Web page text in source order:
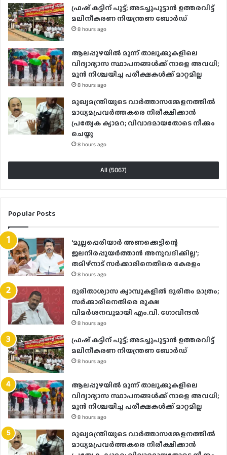
ഫ്രഷ് കട്ടിന് പൂട്ട്; അടച്ചുപൂട്ടാന്‍ ഉത്തരവിട്ട്
മലിനീകരണ നിയന്ത്രണ ബോര്‍ഡ്
8 hours ago
ആലപ്പുഴയിൽ മൂന്ന് താലൂക്കുകളിലെ
വിദ്യാഭ്യാസ സ്ഥാപനങ്ങൾക്ക് നാളെ അവധി;
മുൻ നിശ്ചയിച്ച പരീക്ഷകൾക്ക് മാറ്റമില്ല
8 hours ago
മുഖ്യമന്ത്രിയുടെ വാർത്താസമ്മേളനത്തിൽ
മാധ്യമപ്രവർത്തകരെ നിരീക്ഷിക്കാൻ
പ്രത്യേക ക്യാമറ; വിവാദമായതോടെ നീക്കം
ചെയ്തു
8 hours ago
All (5067)
Popular Posts
‘മുല്ലപ്പെരിയാർ അണക്കെട്ടിന്റെ
ജലനിരപ്പുയർത്താൻ അനുവദിക്കില്ല’;
തമിഴ്‌നാട് സർക്കാരിനെതിരെ കേരളം
8 hours ago
ദുരിതാശ്വാസ ക്യാമ്പുകളിൽ ദുരിതം മാത്രം;
സർക്കാരിനെതിരെ രൂക്ഷ
വിമർശനവുമായി എം.വി. ഗോവിന്ദൻ
8 hours ago
ഫ്രഷ് കട്ടിന് പൂട്ട്; അടച്ചുപൂട്ടാന്‍ ഉത്തരവിട്ട്
മലിനീകരണ നിയന്ത്രണ ബോര്‍ഡ്
8 hours ago
ആലപ്പുഴയിൽ മൂന്ന് താലൂക്കുകളിലെ
വിദ്യാഭ്യാസ സ്ഥാപനങ്ങൾക്ക് നാളെ അവധി;
മുൻ നിശ്ചയിച്ച പരീക്ഷകൾക്ക് മാറ്റമില്ല
8 hours ago
മുഖ്യമന്ത്രിയുടെ വാർത്താസമ്മേളനത്തിൽ
മാധ്യമപ്രവർത്തകരെ നിരീക്ഷിക്കാൻ